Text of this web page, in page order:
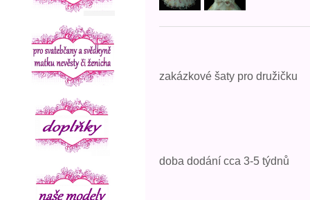
zakázkové šaty pro družičku
doba dodání cca 3-5 týdnů